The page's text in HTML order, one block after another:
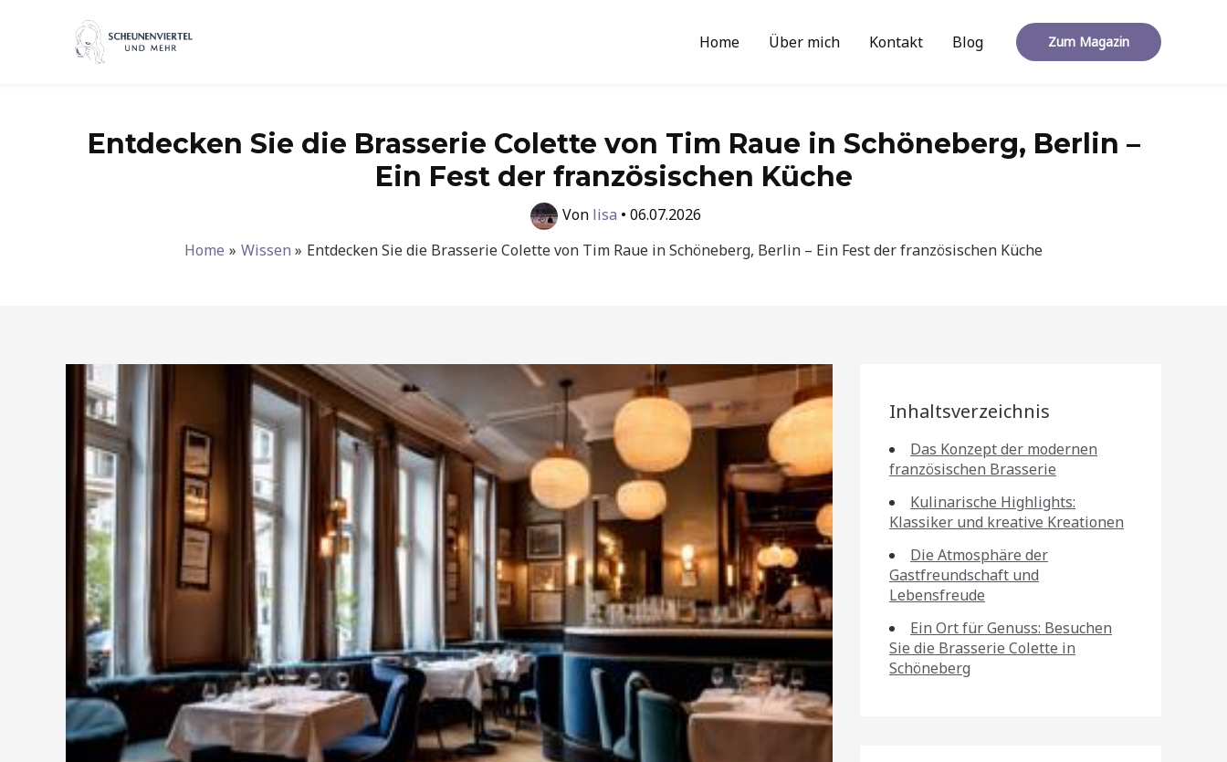
Home Über mich Kontakt Blog Zum Magazin
Entdecken Sie die Brasserie Colette von Tim Raue in Schöneberg, Berlin –
Ein Fest der französischen Küche
Von lisa • 06.07.2026
Home
Wissen Entdecken Sie die Brasserie Colette von Tim Raue in Schöneberg, Berlin – Ein Fest der französischen Küche
Inhaltsverzeichnis
Das Konzept der modernen
französischen Brasserie
Kulinarische Highlights:
Klassiker und kreative Kreationen
Die Atmosphäre der
Gastfreundschaft und
Lebensfreude
Ein Ort für Genuss: Besuchen
Sie die Brasserie Colette in
Schöneberg